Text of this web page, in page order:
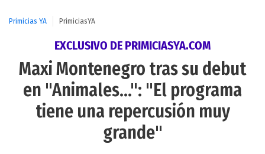
Primicias YA PrimiciasYA
EXCLUSIVO DE PRIMICIASYA.COM
Maxi Montenegro tras su debut
en "Animales...": "El programa
tiene una repercusión muy
grande"